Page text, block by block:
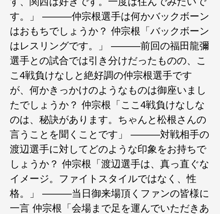
す。」 ―――仲宗根選手は何かバックボーン
はおもちでしょうか？ 仲宗根「バックボーン
はレスリングです。」 ―――前回の福田龍彌
選手との試合では引き分けだったものの、こ
こ4戦負けなしと絶好調の仲宗根選手です
が、何かきっかけのようなものは御座いまし
たでしょうか？ 仲宗根「ここ4戦負けなしな
のは、秘訣があります。ちゃんと松根さんの
言うことを聞くことです」 ―――対戦相手の
渡辺選手に対してどのような印象をお持ちで
しょうか？ 仲宗根「渡辺選手は、真っ直ぐな
イメージ。ファイトスタイルではなく、性
格。」 ―――当日御来場頂くファンの皆様に
一言 仲宗根「会場まで足を運んでいただきあ